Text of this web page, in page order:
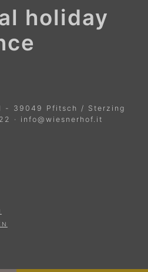
holiday
- 39049
Pfitsch / Sterzing
· info@wiesnerhof.it